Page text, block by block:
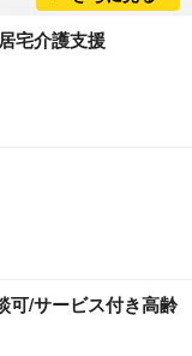
宅介護支援
可/サービス付き高齢